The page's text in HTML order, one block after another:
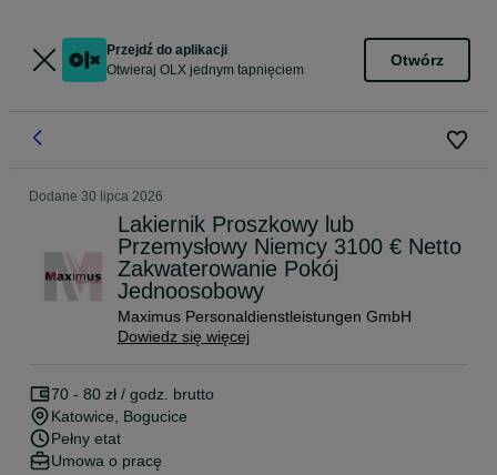
Przejdź do aplikacji
Otwieraj OLX jednym tapnięciem
Otwórz
Dodane 30 lipca 2026
Lakiernik Proszkowy lub
Przemysłowy Niemcy 3100 € Netto
Zakwaterowanie Pokój
Jednoosobowy
Maximus Personaldienstleistungen GmbH
Dowiedz się więcej
70 - 80 zł / godz. brutto
Katowice , Bogucice
Pełny etat
Umowa o pracę